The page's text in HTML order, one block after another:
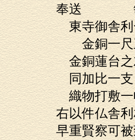
奉送 敏
東寺御舎利
金銅一尺三
金銅蓮台之
同加比一支
織物打敷一
右以件仏舎利
早重賢察可被